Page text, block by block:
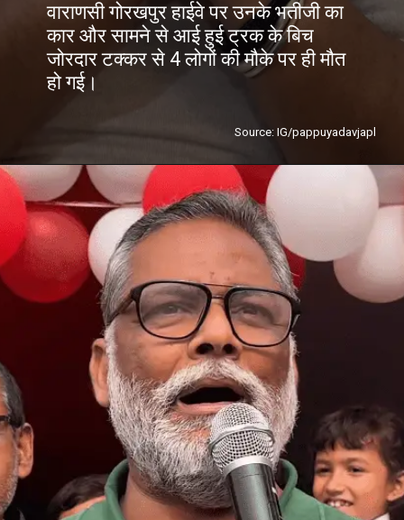
वाराणसी गोरखपुर हाईवे पर उनके भतीजी का
कार और सामने से आई हुई ट्रक के बिच
जोरदार टक्कर से 4 लोगों की मौके पर ही मौत
हो गई।
Source: IG/pappuyadavjapl